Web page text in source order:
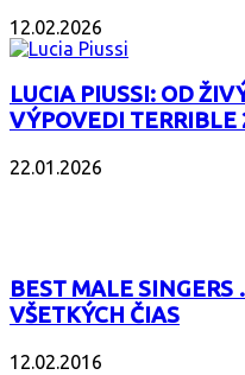
12.02.2026
LUCIA PIUSSI: OD
VÝPOVEDI TERRIBLE
22.01.2026
BEST MALE
VŠETKÝCH ČIAS
12.02.2016